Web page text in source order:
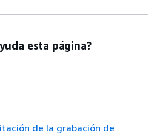
esta página?
de la grabación de